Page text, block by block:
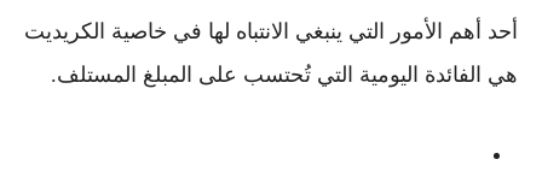
أحد أهم الأمور التي ينبغي الانتباه لها في خاصية الكريديت
هي الفائدة اليومية التي تُحتسب على المبلغ المستلف.